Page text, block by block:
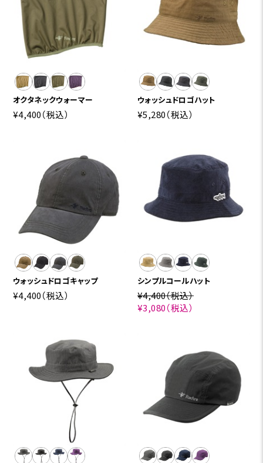
オクタネックウォーマー
¥4,400（税込）
ウォッシュドロゴハット
¥5,280（税込）
ウォッシュドロゴキャップ
¥4,400（税込）
シンプルコールハット
¥4,400（税込）
¥3,080（税込）